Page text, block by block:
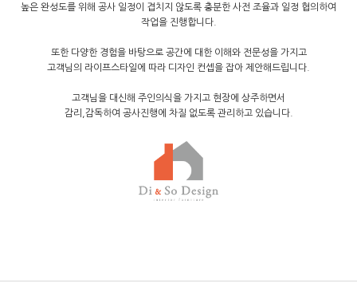
높은 완성도를 위해 공사 일정이 겹치지 않도록 충분한 사전 조율과 일정 협의하여
작업을 진행합니다.
또한 다양한 경험을 바탕으로 공간에 대한 이해와 전문성을 가지고
고객님의 라이프스타일에 따라 디자인 컨셉을 잡아 제안해드립니다.
고객님을 대신해 주인의식을 가지고 현장에 상주하면서
감리,감독하여 공사진행에 차질 없도록 관리하고 있습니다.